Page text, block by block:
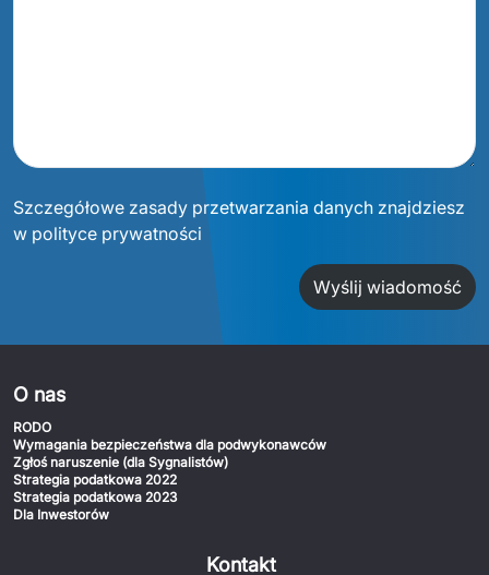
Szczegółowe zasady przetwarzania danych znajdziesz
w polityce prywatności
Wyślij wiadomość
O nas
RODO
Wymagania bezpieczeństwa dla podwykonawców
Zgłoś naruszenie (dla Sygnalistów)
Strategia podatkowa 2022
Strategia podatkowa 2023
Dla Inwestorów
Kontakt